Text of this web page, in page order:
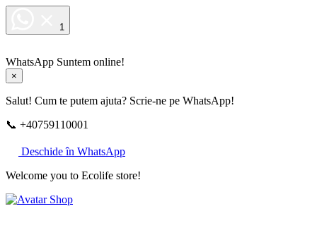
1
WhatsApp Suntem online!
×
Salut! Cum te putem ajuta? Scrie-ne pe WhatsApp!
📞 +40759110001
Deschide în WhatsApp
Welcome you to Ecolife store!